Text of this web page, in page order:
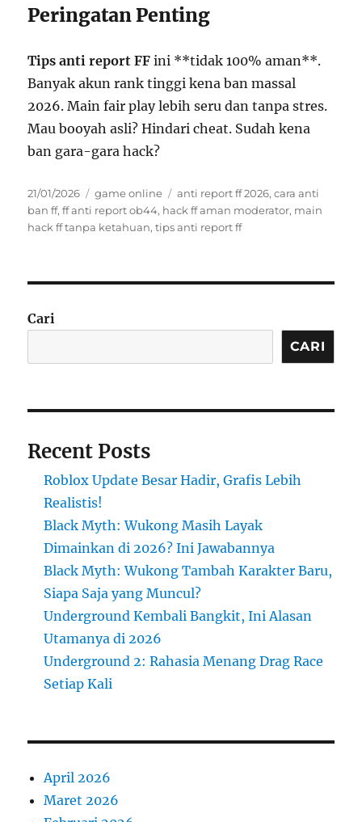
Peringatan Penting
Tips anti report FF ini **tidak 100% aman**.
Banyak akun rank tinggi kena ban massal
2026. Main fair play lebih seru dan tanpa stres.
Mau booyah asli? Hindari cheat. Sudah kena
ban gara-gara hack?
Posted
on
21/01/2026 Categories
game online Tags
anti report ff 2026,cara anti
ban ff,ff anti report ob44, hack ff aman moderator, main
hack ff tanpa ketahuan,tips anti report ff
Cari
CARI
Recent Posts
Roblox Update Besar Hadir, Grafis Lebih
Realistis!
Black Myth: Wukong Masih Layak
Dimainkan di 2026? Ini Jawabannya
Black Myth: Wukong Tambah Karakter Baru,
Siapa Saja yang Muncul?
Underground Kembali Bangkit, Ini Alasan
Utamanya di 2026
Underground 2: Rahasia Menang Drag Race
Setiap Kali
April 2026
Maret 2026